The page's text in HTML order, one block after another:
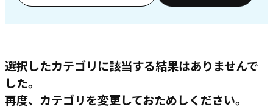
選択したカテゴリに該当する結果はありませんで
した。
再度、カテゴリを変更しておためしください。